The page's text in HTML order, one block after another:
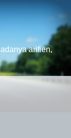
arifien,